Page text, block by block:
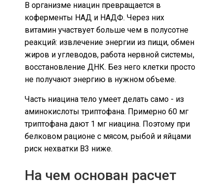
В организме ниацин превращается в
коферменты НАД и НАДФ. Через них
витамин участвует больше чем в полусотне
реакций: извлечение энергии из пищи, обмен
жиров и углеводов, работа нервной системы,
восстановление ДНК. Без него клетки просто
не получают энергию в нужном объеме.
Часть ниацина тело умеет делать само - из
аминокислоты триптофана. Примерно 60 мг
триптофана дают 1 мг ниацина. Поэтому при
белковом рационе с мясом, рыбой и яйцами
риск нехватки B3 ниже.
На чем основан расчет